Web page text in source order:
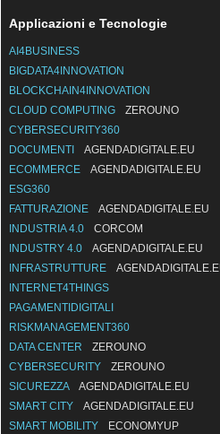
Applicazioni e Tecnologie
AI4BUSINESS
BIGDATA4INNOVATION
BLOCKCHAIN4INNOVATION
CLOUD COMPUTING
ZEROUNO
CYBERSECURITY360
DOCUMENTI
AGENDADIGITALE.EU
ECOMMERCE
AGENDADIGITALE.EU
ESG360
FATTURAZIONE
AGENDADIGITALE.EU
INDUSTRIA 4.0
CORCOM
INDUSTRY 4.0
AGENDADIGITALE.EU
INFRASTRUTTURE
AGENDADIGITALE.EU
INTERNET4THINGS
PAGAMENTIDIGITALI
RISKMANAGEMENT360
DATA CENTER
ZEROUNO
CYBERSECURITY
ZEROUNO
SICUREZZA
AGENDADIGITALE.EU
SMART CITY
AGENDADIGITALE.EU
SMART MOBILITY
ECONOMYUP